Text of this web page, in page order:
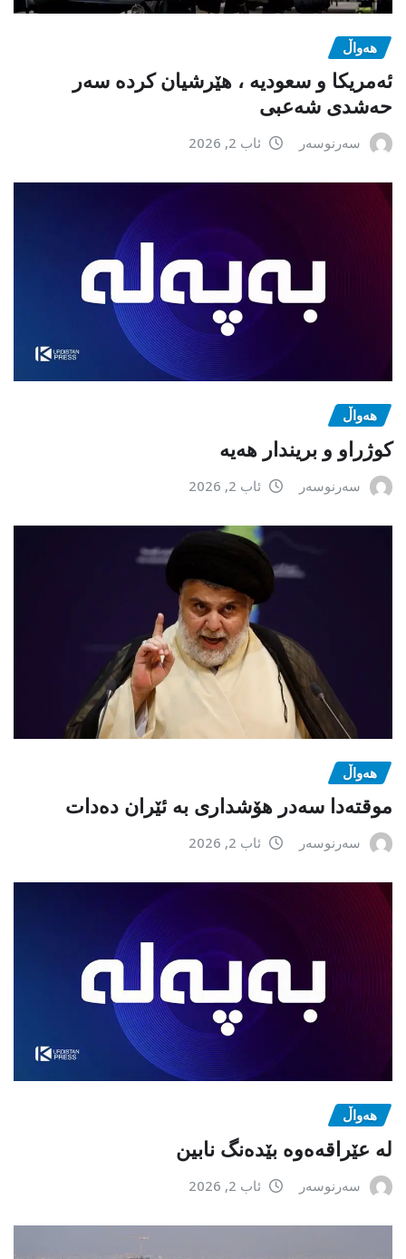
هەواڵ
ئەمریکا و سعودیە ، هێرشیان کردە سەر
حەشدی شەعبی
سەرنوسەر ئاب 2, 2026
هەواڵ
كوژراو و بریندار هەیە
سەرنوسەر ئاب 2, 2026
هەواڵ
موقتەدا سەدر هۆشداری بە ئێران دەدات
سەرنوسەر ئاب 2, 2026
هەواڵ
لە عێراقەەوە بێدەنگ نابین
سەرنوسەر ئاب 2, 2026